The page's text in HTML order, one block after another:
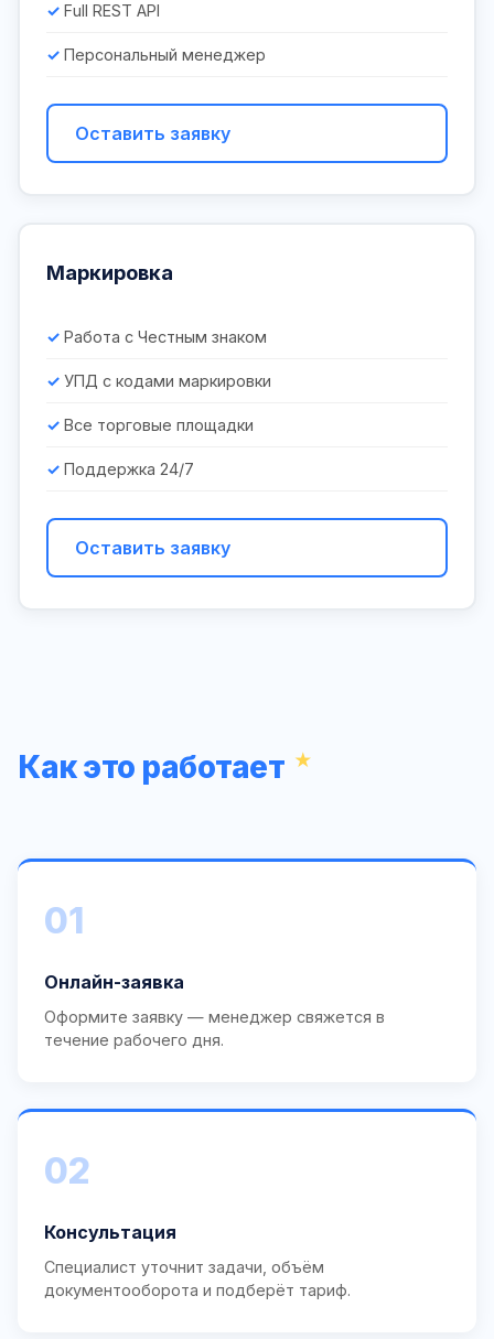
Full REST API
Персональный менеджер
Оставить заявку
Маркировка
Работа с Честным знаком
УПД с кодами маркировки
Все торговые площадки
Поддержка 24/7
Оставить заявку
Как это работает
01
Онлайн-заявка
Оформите заявку — менеджер свяжется в
течение рабочего дня.
02
Консультация
Специалист уточнит задачи, объём
документооборота и подберёт тариф.